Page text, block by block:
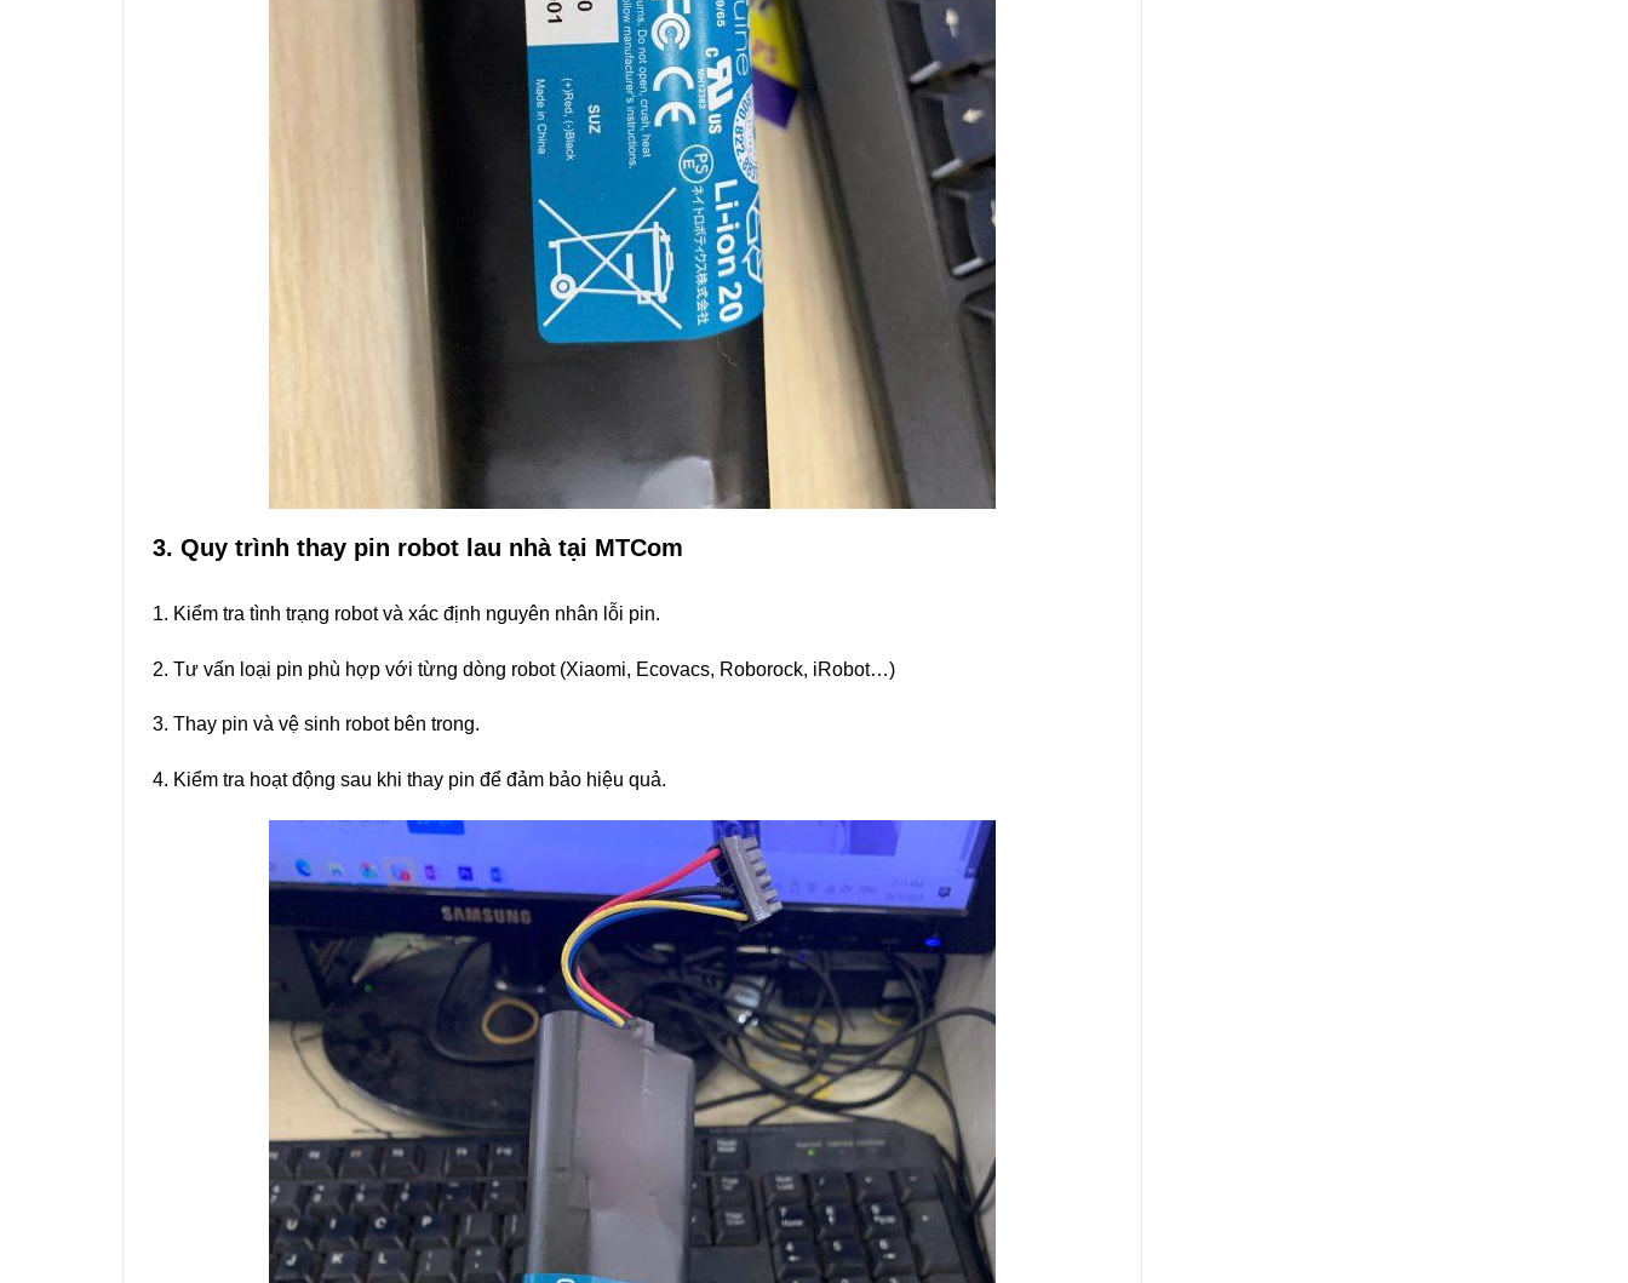
3. Quy trình thay pin robot lau nhà tại MTCom
1. Kiểm tra tình trạng robot và xác định nguyên nhân lỗi pin.
2. Tư vấn loại pin phù hợp với từng dòng robot (Xiaomi, Ecovacs, Roborock, iRobot…)
3. Thay pin và vệ sinh robot bên trong.
4. Kiểm tra hoạt động sau khi thay pin để đảm bảo hiệu quả.